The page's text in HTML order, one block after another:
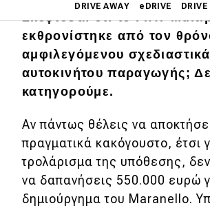
DRIVE AWAY eDRIVE DRIVE
Main navigation
Επικαιρότητα
Νέα μοντέλα
Ελλάδα
Κόσμος
Τεχνολογία
Σκέφτεσαι ότι το FIAT
εκθρονίστηκε από τον
αμφιλεγόμενου σχεδιαστικά
αυτοκινήτου παραγωγής;
κατηγορούμε.
Αν πάντως θέλεις να
πραγματικά κακόγουστο, έτσι
τρολάρισμα της υπόθεσης, δεν
να δαπανήσεις 550.000 ευρώ
δημιούργημα του Maranello.